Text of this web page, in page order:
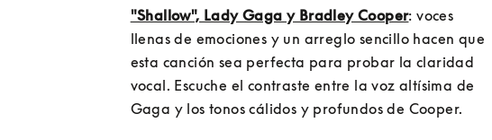
"Shallow", Lady Gaga y Bradley Cooper: voces
llenas de emociones y un arreglo sencillo hacen que
esta canción sea perfecta para probar la claridad
vocal. Escuche el contraste entre la voz altísima de
Gaga y los tonos cálidos y profundos de Cooper.